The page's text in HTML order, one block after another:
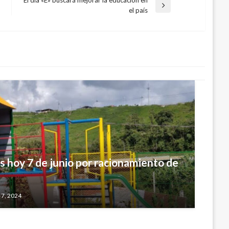
el país
hoy 7 de junio por racionamiento de
2024
especializado para niños en Antonio
31, 2016